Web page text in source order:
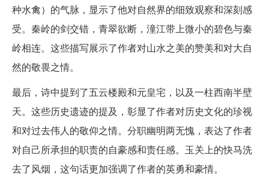
种水禽）的气脉，显示了他对自然界的细致观察和深刻感
受。秦岭的剑交错，青翠欲断，潼江带上微小的碧色与秦
岭相连。这些描写展示了作者对山水之美的赞美和对大自
然的敬畏之情。
最后，诗中提到了五云楼殿和元皇宅，以及一柱西南半壁
天。这些历史遗迹的提及，彰显了作者对历史文化的珍视
和对过去伟人的敬仰之情。分职幽明两无愧，表达了作者
对自己所承担的职责的自豪感和责任感。玉关上的快马洗
去了风烟，这句话更加强调了作者的英勇和豪情。